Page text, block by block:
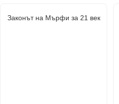
Законът на Мърфи за 21 век